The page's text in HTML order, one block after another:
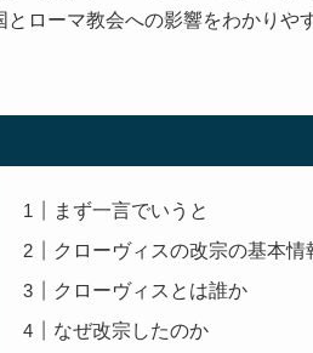
とローマ教会への影響をわかりや
まず一言でいうと
クローヴィスの改宗の基本情
クローヴィスとは誰か
なぜ改宗したのか